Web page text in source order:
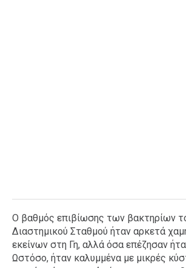
Ο βαθμός επιβίωσης των βακτηρίων
Διαστημικού Σταθμού ήταν αρκετά
εκείνων στη Γη, αλλά όσα επέζησαν
Ωστόσο, ήταν καλυμμένα με μικρές